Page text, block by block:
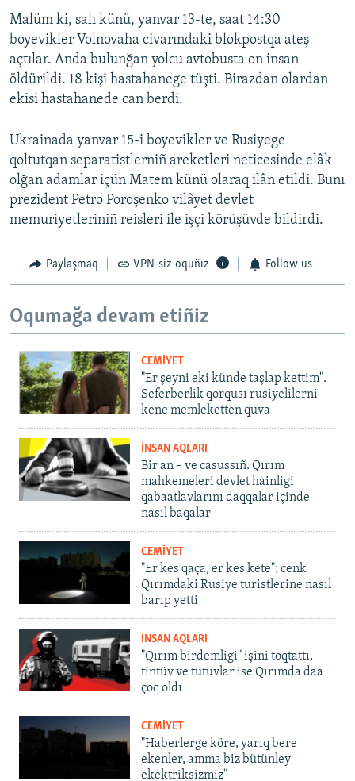
Malüm ki, salı künü, yanvar 13-te, saat 14:30
boyevikler Volnovaha civarındaki blokpostqa ateş
açtılar. Anda bulunğan yolcu avtobusta on insan
öldürildi. 18 kişi hastahanege tüşti. Birazdan olardan
ekisi hastahanede can berdi.
Ukrainada yanvar 15-i boyevikler ve Rusiyege
qoltutqan separatistlerniñ areketleri neticesinde elâk
olğan adamlar içün Matem künü olaraq ilân etildi. Bunı
prezident Petro Poroşenko vilâyet devlet
memuriyetleriniñ reisleri ile işçi körüşüvde bildirdi.
Paylaşmaq VPN-siz oquñız Follow us
Oqumağa devam etiñiz
CEMİYET
"Er şeyni eki künde taşlap kettim".
Seferberlik qorqusı rusiyelilerni
kene memleketten quva
İNSAN AQLARI
Bir an – ve casussıñ. Qırım
mahkemeleri devlet hainligi
qabaatlavlarını daqqalar içinde
nasıl baqalar
CEMİYET
"Er kes qaça, er kes kete": cenk
Qırımdaki Rusiye turistlerine nasıl
barıp yetti
İNSAN AQLARI
"Qırım birdemligi" işini toqtattı,
tintüv ve tutuvlar ise Qırımda daa
çoq oldı
CEMİYET
"Haberlerge köre, yarıq bere
ekenler, amma biz bütünley
ekektriksizmiz"